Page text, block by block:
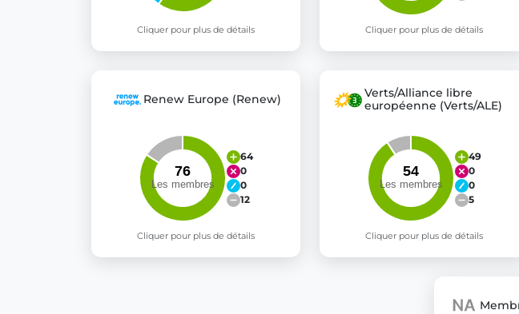
Cliquer pour plus de détails Cliquer pour plus de détails
Renew Europe (Renew)
64
0
0
12
Cliquer pour plus de détails
Verts/Alliance libre
européenne (Verts/ALE)
49
0
0
5
Cliquer pour plus de détails